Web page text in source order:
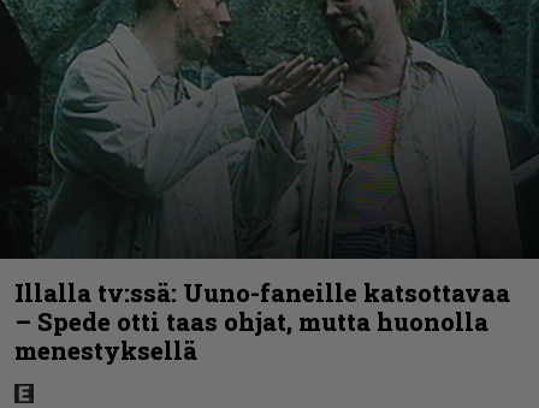
Illalla tv:ssä: Uuno-faneille katsottavaa
– Spede otti taas ohjat, mutta huonolla
menestyksellä